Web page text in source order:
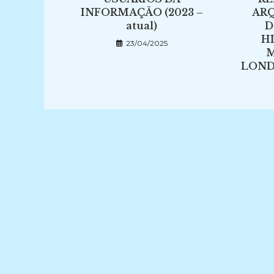
INFORMAÇÃO (2023 –
atual)
23/04/2025